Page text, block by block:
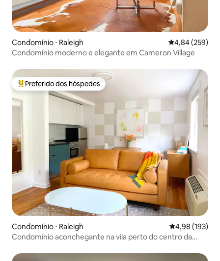
Condomínio ⋅ Raleigh 4,84 de uma
4,84 (259)
Condomínio moderno e elegante em Cameron Village
Entre os melhores preferidos dos hóspedes
Preferido dos hóspedes
Condomínio ⋅ Raleigh 4,98 de uma
4,98 (193)
Condomínio aconchegante na vila perto do centro da